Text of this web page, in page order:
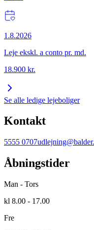
1.8.2026
Leje ekskl. a conto pr. md.
18.900 kr.
Se alle ledige lejeboliger
Kontakt
5555 0707
Åbningstider
Man - Tors
kl 8.00 - 17.00
Fre